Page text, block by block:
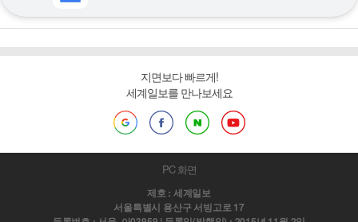
지면보다 빠르게!
세계일보를 만나보세요
PC 화면
제호 : 세계일보
서울특별시 용산구 서빙고로 17